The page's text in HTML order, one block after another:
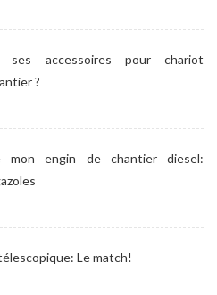
ses accessoires pour chariot
?
engin de chantier diesel:
Le match!